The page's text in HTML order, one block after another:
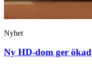
Nyhet
Ny HD-dom ger